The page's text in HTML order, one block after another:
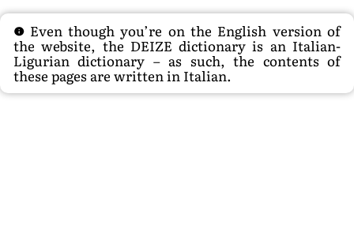
Even though you’re on the English version of
the website, the DEIZE dictionary is an Italian-
Ligurian dictionary – as such, the contents of
these pages are written in Italian.